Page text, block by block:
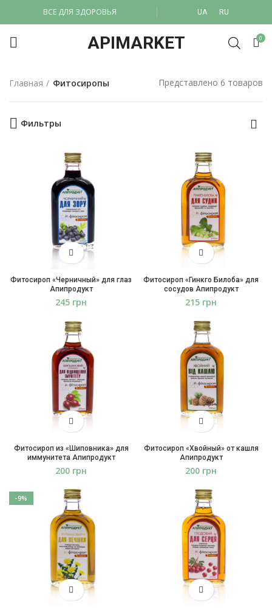
ВСЕ ДЛЯ ЗДОРОВЬЯ UA RU
APIMARKET 0
Главная Фитосиропы Представлено 6 товаров
Фильтры
Фитосироп «Черничный» для глаз
Апипродукт
грн
Фитосироп «Гинкго Билоба» для
сосудов Апипродукт
грн
Фитосироп из «Шиповника» для
иммунитета Апипродукт
грн
Фитосироп «Хвойный» от кашля
Апипродукт
грн
-9%